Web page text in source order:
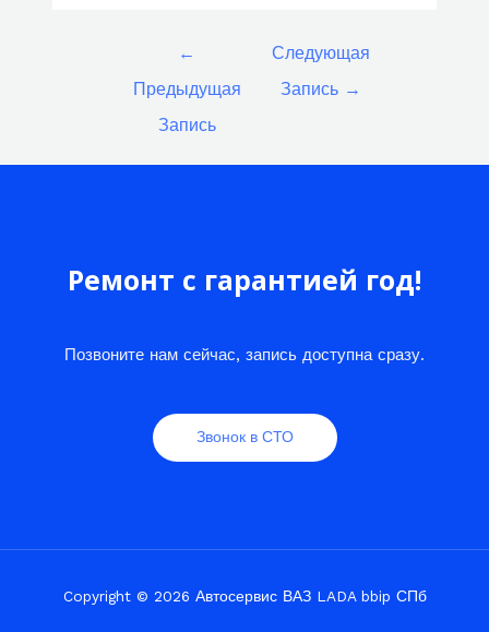
←
Предыдущая
Запись
Следующая
Запись →
Ремонт с гарантией год!
Позвоните нам сейчас, запись доступна сразу.
Звонок в СТО
Copyright © 2026 Автосервис ВАЗ LADA bbip СПб